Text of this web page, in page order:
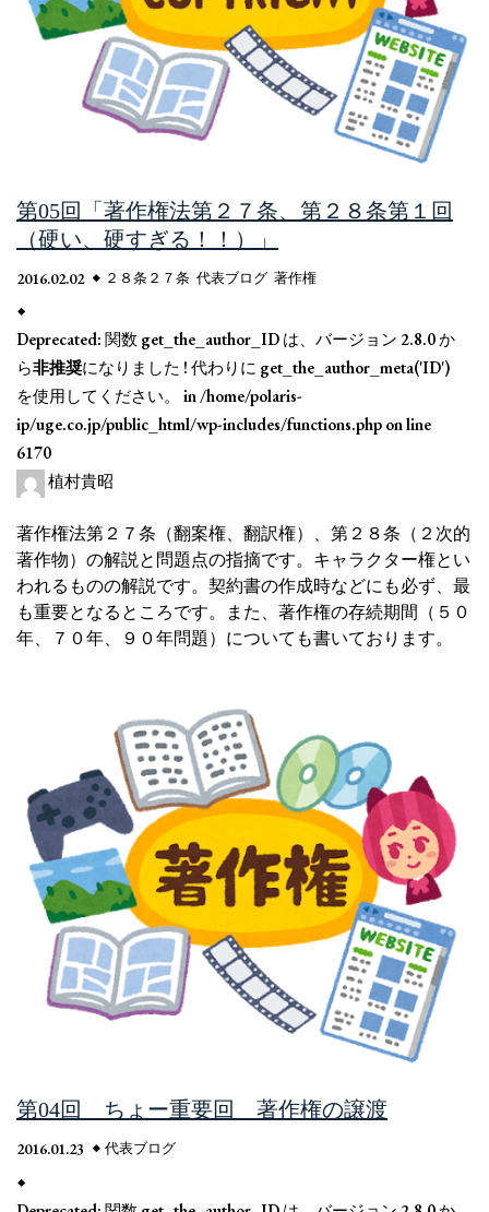
第05回「著作権法第２７条、第２８条第１回
（硬い、硬すぎる！！）」
2016.02.02 ２８条２７条 代表ブログ 著作権
Deprecated: 関数 get_the_author_ID は、バージョン 2.8.0 か
ら非推奨になりました ! 代わりに get_the_author_meta('ID')
を使用してください。 in/home/polaris-
ip/uge.co.jp/public_html/wp-includes/functions.phpon line
6170
植村貴昭
著作権法第２７条（翻案権、翻訳権）、第２８条（２次的
著作物）の解説と問題点の指摘です。キャラクター権とい
われるものの解説です。契約書の作成時などにも必ず、最
も重要となるところです。また、著作権の存続期間（５０
年、７０年、９０年問題）についても書いております。
第04回 ちょー重要回 著作権の譲渡
2016.01.23 代表ブログ